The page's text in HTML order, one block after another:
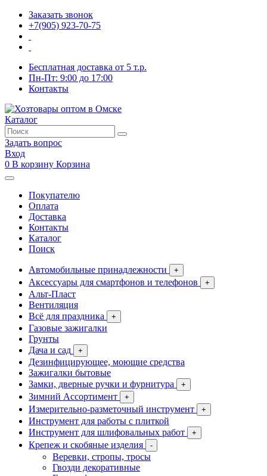
Заказать звонок
+7(905) 923-70-75
Бесплатная доставка от 5 т.р.
Пн-Пт: 9:00 до 17:00
Контакты
Каталог
Задать вопрос
Вход
0 В корзину Корзина
Покупателю
Оплата
Доставка
Контакты
Каталог
Поиск
Автомобильные принадлежности +
Аксессуары для смартфонов и телефонов +
Альт-Пласт
Вентиляция
Всё для праздника
+
Газовые зажигалки
Грунты
Дача и сад
+
Дезинфицирующее, моющие средства
Зажигалки бытовые
Замки, дверные ручки и фурнитура
+
Зимний Ассортимент +
Измерительно-разметочный инструмент +
Инструмент для работы с плиткой
Инструмент для шлифовальных работ
+
Крепеж и скобяные изделия -
Веревки, стропы, тросы
Гвозди декоративные